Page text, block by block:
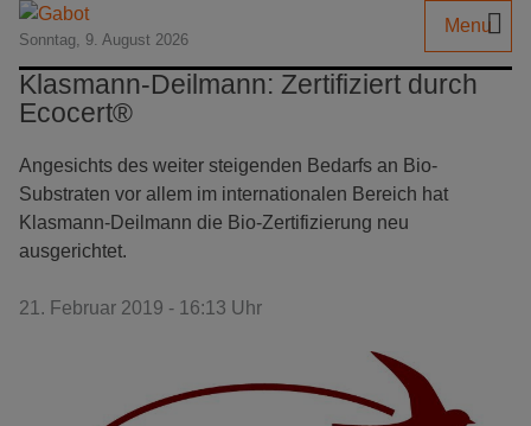
Sonntag, 9. August 2026
Menu
Klasmann-Deilmann: Zertifiziert durch
Ecocert®
Angesichts des weiter steigenden Bedarfs an Bio-
Substraten vor allem im internationalen Bereich hat
Klasmann-Deilmann die Bio-Zertifizierung neu
ausgerichtet.
21. Februar 2019 - 16:13 Uhr